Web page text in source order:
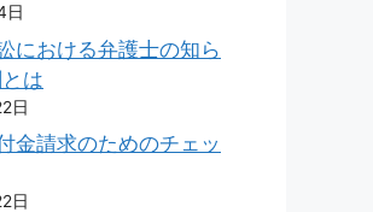
日
における弁護士の知ら
は
日
金請求のためのチェッ
日